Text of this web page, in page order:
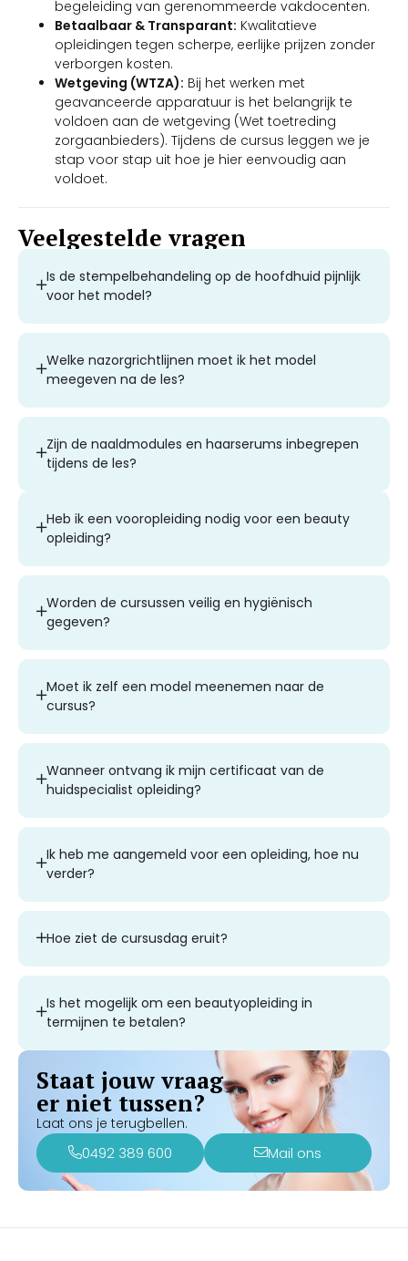
begeleiding van gerenommeerde vakdocenten.
Betaalbaar & Transparant: Kwalitatieve
opleidingen tegen scherpe, eerlijke prijzen zonder
verborgen kosten.
Wetgeving (WTZA): Bij het werken met
geavanceerde apparatuur is het belangrijk te
voldoen aan de wetgeving (Wet toetreding
zorgaanbieders). Tijdens de cursus leggen we je
stap voor stap uit hoe je hier eenvoudig aan
voldoet.
Veelgestelde vragen
Is de stempelbehandeling op de hoofdhuid pijnlijk
voor het model?
Welke nazorgrichtlijnen moet ik het model
meegeven na de les?
Zijn de naaldmodules en haarserums inbegrepen
tijdens de les?
Heb ik een vooropleiding nodig voor een beauty
opleiding?
Worden de cursussen veilig en hygiënisch
gegeven?
Moet ik zelf een model meenemen naar de
cursus?
Wanneer ontvang ik mijn certificaat van de
huidspecialist opleiding?
Ik heb me aangemeld voor een opleiding, hoe nu
verder?
Hoe ziet de cursusdag eruit?
Is het mogelijk om een beautyopleiding in
termijnen te betalen?
Staat jouw vraag
er niet tussen?
Laat ons je terugbellen.
0492 389 600 Mail ons